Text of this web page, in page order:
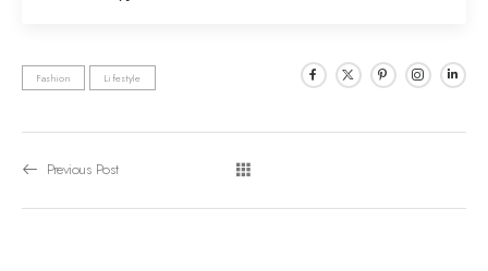
Fashion Lifestyle
Previous Post